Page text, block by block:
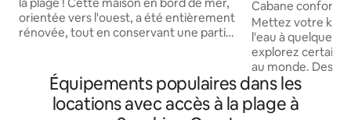
orientée vers l'ouest, a été entièrement
rénovée, tout en conservant une partie
des plafonds voûtés, vous verrez et
entendrez l'océan, regarderez les aigles
planer au-dessus de votre tête et verrez
Cabane
« Wright Spot »
Mettez votre
l'eau à quelques
explorez certains
au monde. Des
pédestre et des
trouvent à
détendez-vous
Équipements populaires dans les
locations avec accès à la plage à